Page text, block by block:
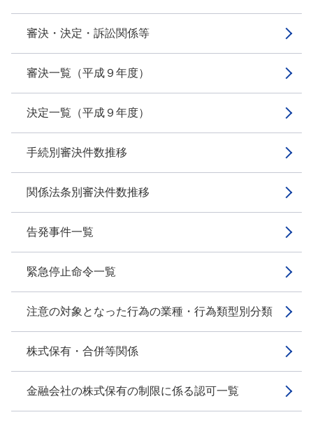
審決・決定・訴訟関係等
審決一覧（平成９年度）
決定一覧（平成９年度）
手続別審決件数推移
関係法条別審決件数推移
告発事件一覧
緊急停止命令一覧
注意の対象となった行為の業種・行為類型別分類
株式保有・合併等関係
金融会社の株式保有の制限に係る認可一覧